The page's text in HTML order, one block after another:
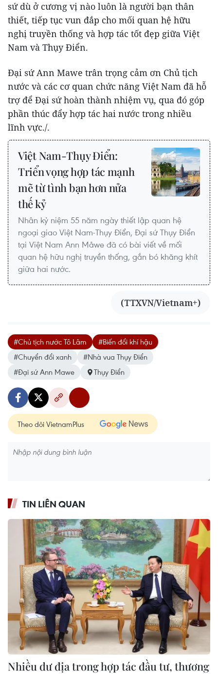
sứ dù ở cương vị nào luôn là người bạn thân
thiết, tiếp tục vun đắp cho mối quan hệ hữu
nghị truyền thống và hợp tác tốt đẹp giữa Việt
Nam và Thụy Điển.
Đại sứ Ann Mawe trân trọng cảm ơn Chủ tịch
nước và các cơ quan chức năng Việt Nam đã hỗ
trợ để Đại sứ hoàn thành nhiệm vụ, qua đó góp
phần thúc đẩy hợp tác hai nước trong nhiều
lĩnh vực./.
Việt Nam-Thụy Điển:
Triển vọng hợp tác mạnh
mẽ từ tình bạn hơn nửa
thế kỷ
Nhân kỷ niệm 55 năm ngày thiết lập quan hệ
ngoại giao Việt Nam-Thụy Điển, Đại sứ Thụy Điển
tại Việt Nam Ann Måwe đã có bài viết về mối
quan hệ hữu nghị truyền thống, gắn bó khăng khít
giữa hai nước.
(TTXVN/Vietnam+)
#Chủ tịch nước Tô Lâm
#Biến đổi khí hậu
#Chuyển đổi xanh
#Nhà vua Thụy Điển
#Đại sứ Ann Mawe
Thụy Điển
Theo dõi VietnamPlus
TIN LIÊN QUAN
Nhiều dư địa trong hợp tác đầu tư, thương